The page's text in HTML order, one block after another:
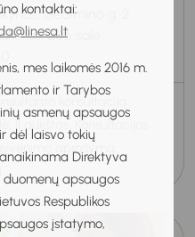
kontaktai:
mes laikomės 2016 m.
ir Tarybos
asmenų apsaugos
dėl laisvo tokių
Direktyva
duomenų apsaugos
Respublikos
įstatymo,
Gedimino g. 2,
206 salė
konsultaciją
II aukštas. Konsultacijos
aprašymą,